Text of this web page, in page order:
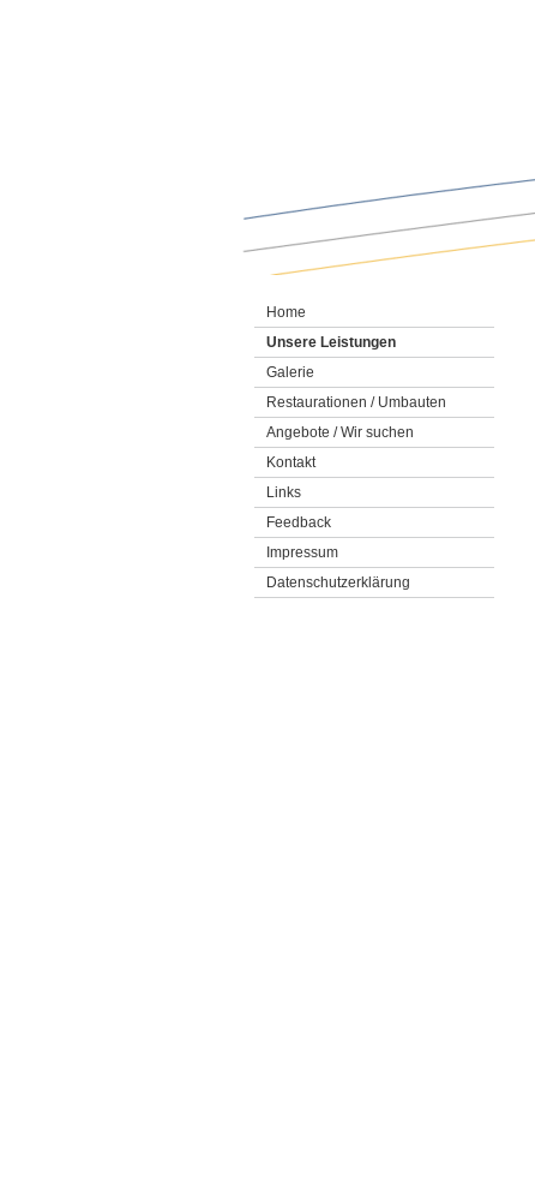
Home
Unsere Leistungen
Galerie
Restaurationen / Umbauten
Angebote / Wir suchen
Kontakt
Links
Feedback
Impressum
Datenschutzerklärung